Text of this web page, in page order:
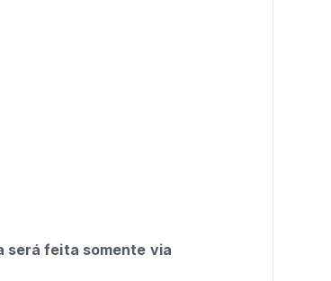
será feita somente via